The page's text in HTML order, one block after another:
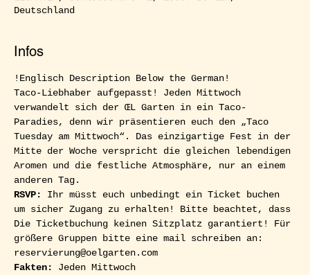
Deutschland
Infos
!Englisch Description Below the German!
Taco-Liebhaber aufgepasst! Jeden Mittwoch
verwandelt sich der ŒL Garten in ein Taco-
Paradies, denn wir präsentieren euch den „Taco
Tuesday am Mittwoch“. Das einzigartige Fest in der
Mitte der Woche verspricht die gleichen lebendigen
Aromen und die festliche Atmosphäre, nur an einem
anderen Tag.
RSVP: Ihr müsst euch unbedingt ein Ticket buchen
um sicher Zugang zu erhalten! Bitte beachtet, dass
Die Ticketbuchung keinen Sitzplatz garantiert! Für
größere Gruppen bitte eine mail schreiben an:
reservierung@oelgarten.com
Fakten:
Jeden Mittwoch